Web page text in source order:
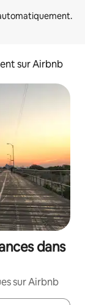
sur Airbnb
dans
sur Airbnb